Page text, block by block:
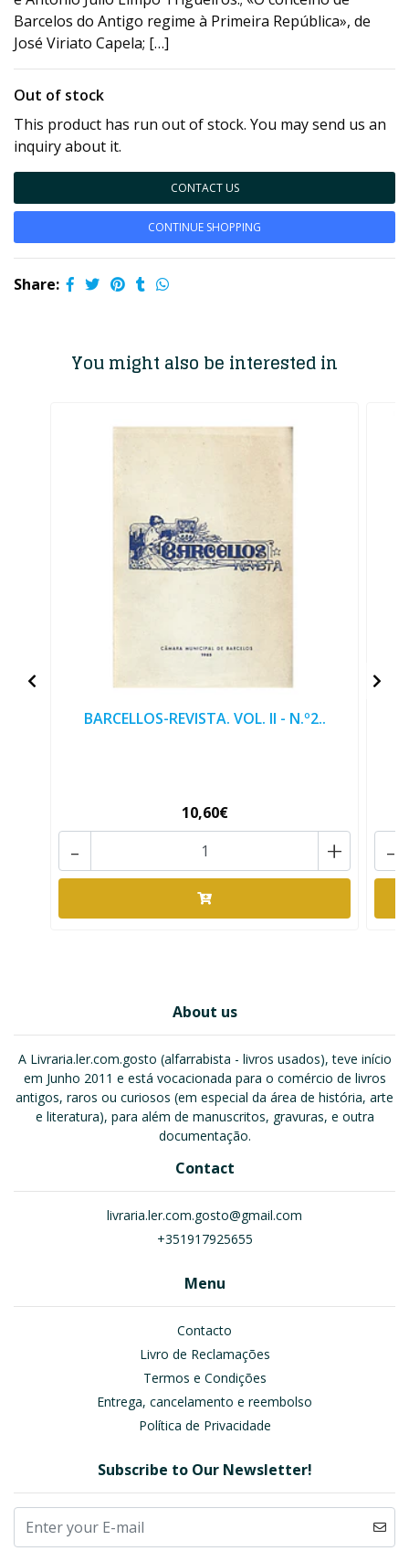
Barcelos do Antigo regime à Primeira República», de
José Viriato Capela; […]
Out of stock
This product has run out of stock. You may send us an
inquiry about it.
CONTACT US
CONTINUE SHOPPING
Share:
You might also be interested in
BARCELLOS-REVISTA. VOL. II - N.º2..
10,60€
+
- -
About us
A Livraria.ler.com.gosto (alfarrabista - livros usados), teve início
em Junho 2011 e está vocacionada para o comércio de livros
antigos, raros ou curiosos (em especial da área de história, arte
e literatura), para além de manuscritos, gravuras, e outra
documentação.
Contact
livraria.ler.com.gosto@gmail.com
+351917925655
Menu
Contacto
Livro de Reclamações
Termos e Condições
Entrega, cancelamento e reembolso
Política de Privacidade
Subscribe to Our Newsletter!